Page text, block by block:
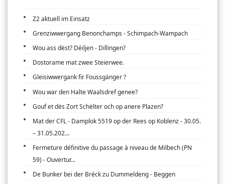
Z2 aktuell im Einsatz
Grenziwwergang Benonchamps - Schimpach-Wampach
Wou ass dëst? Déiljen - Dillingen?
Dostorame mat zwee Steierwee.
Gleisiwwergank fir Foussgänger ?
Wou war den Halte Waalsdref genee?
Gouf et dës Zort Schëlter och op anere Plazen?
Mat der CFL - Damplok 5519 op der Rees op Koblenz - 30.05.
– 31.05.202...
Fermeture définitive du passage à niveau de Milbech (PN
59) - Ouvertur...
De Bunker bei der Bréck zu Dummeldeng - Beggen